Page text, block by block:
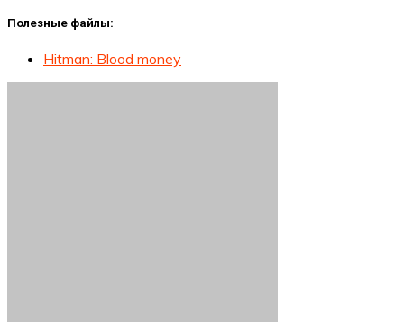
Полезные файлы:
Hitman: Blood money